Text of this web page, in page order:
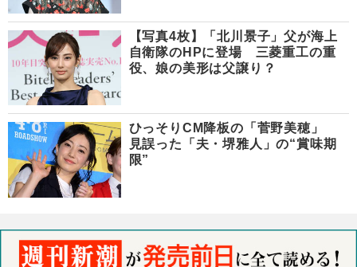
【写真4枚】「北川景子」父が海上
自衛隊のHPに登場 三菱重工の重
役、娘の美形は父譲り？
ひっそりCM降板の「菅野美穂」
見誤った「夫・堺雅人」の“賞味期
限”